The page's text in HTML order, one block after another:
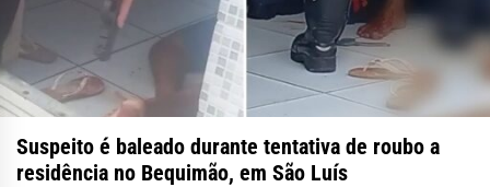
Suspeito é baleado durante tentativa de roubo a
residência no Bequimão, em São Luís